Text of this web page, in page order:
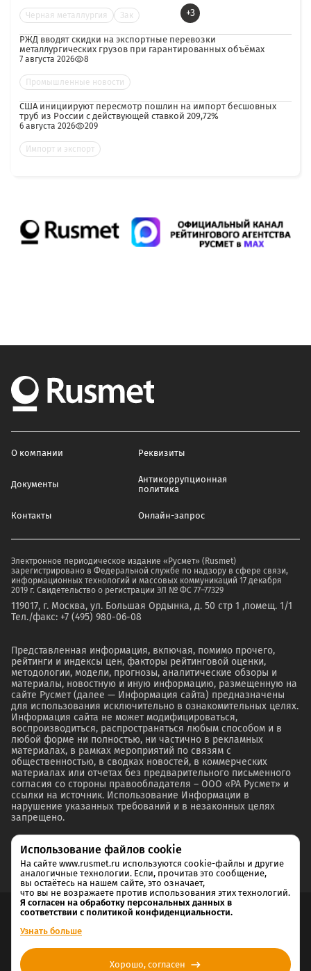
Черная металлургия Зак +3
РЖД вводят скидки на экспортные перевозки
металлургических грузов при гарантированных объёмах
7 августа 2026 8
Промышленные новости
США инициируют пересмотр пошлин на импорт бесшовных
труб из России с действующей ставкой 209,72%
6 августа 2026 209
Импорт и экспорт
О компании Реквизиты
Документы
Антикоррупционная
политика
Контакты Онлайн-запрос
Электронное периодическое издание «Русмет» (Rusmet)
зарегистрировано в Федеральной службе по надзору в сфере связи,
информационных технологий и массовых коммуникаций 17 декабря
2019 г. Свидетельство о регистрации ЭЛ № ФС 77–77329
119017, г. Москва, ул. Большая Ордынка, д. 50 стр 1 ,помещ. 1/1
Тел./факс: +7 (495) 980-06-08
Представленная информация, включая, помимо прочего,
рейтинги и индексы цен, факторы рейтинговой оценки,
методологии, модели, прогнозы, аналитические обзоры и
материалы, новостную и иную информацию, размещенную на
сайте Русмет (далее — Информация сайта) предназначены
для использования исключительно в ознакомительных целях.
Информация сайта не может модифицироваться,
воспроизводиться, распространяться любым способом и в
любой форме ни полностью, ни частично в рекламных
материалах, в рамках мероприятий по связям с
общественностью, в сводках новостей, в коммерческих
материалах или отчетах без предварительного письменного
согласия со стороны правообладателя – ООО «РА Русмет» и
ссылки на источник. Использование Информации в
нарушение указанных требований и в незаконных целях
запрещено.
Согласие на обработку и хранение персональных данных
Политика конфиденциальности
Использование файлов cookie
На сайте www.rusmet.ru используются cookie-файлы и другие
аналогичные технологии. Если, прочитав это сообщение,
вы остаётесь на нашем сайте, это означает,
что вы не возражаете против использования этих технологий.
Я согласен на обработку персональных данных в
соответствии с политикой конфиденциальности.
Узнать больше
Хорошо, согласен